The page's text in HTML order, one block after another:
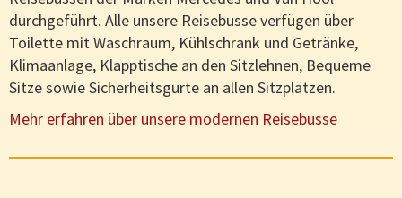
durchgeführt. Alle unsere Reisebusse verfügen über
Toilette mit Waschraum, Kühlschrank und Getränke,
Klimaanlage, Klapptische an den Sitzlehnen, Bequeme
Sitze sowie Sicherheitsgurte an allen Sitzplätzen.
Mehr erfahren über unsere modernen Reisebusse